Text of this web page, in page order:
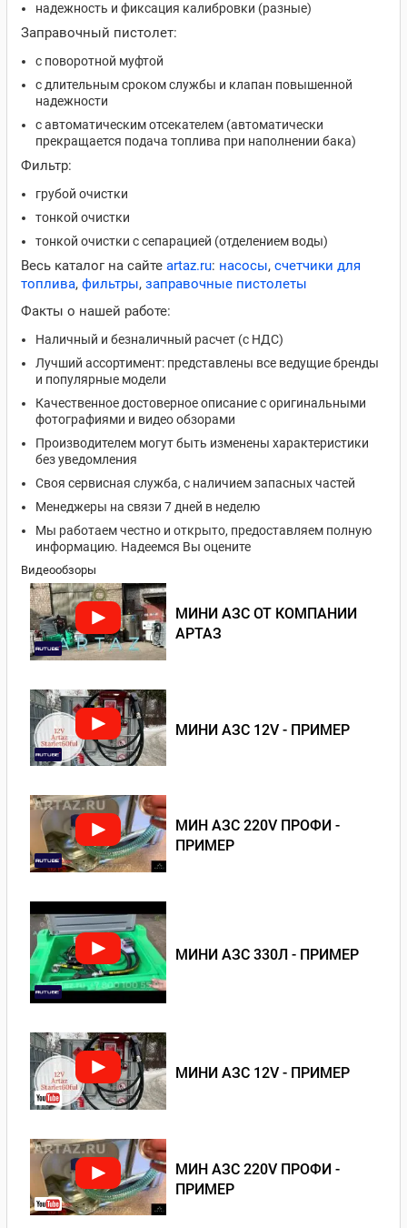
надежность и фиксация калибровки (разные)
Заправочный пистолет:
с поворотной муфтой
с длительным сроком службы и клапан повышенной
надежности
с автоматическим отсекателем (автоматически
прекращается подача топлива при наполнении бака)
Фильтр:
грубой очистки
тонкой очистки
тонкой очистки с сепарацией (отделением воды)
Весь каталог на сайте artaz.ru: насосы, счетчики для
топлива, фильтры, заправочные пистолеты
Факты о нашей работе:
Наличный и безналичный расчет (с НДС)
Лучший ассортимент: представлены все ведущие бренды
и популярные модели
Качественное достоверное описание с оригинальными
фотографиями и видео обзорами
Производителем могут быть изменены характеристики
без уведомления
Своя сервисная служба, с наличием запасных частей
Менеджеры на связи 7 дней в неделю
Мы работаем честно и открыто, предоставляем полную
информацию. Надеемся Вы оцените
Видеообзоры
МИНИ АЗС ОТ КОМПАНИИ
АРТАЗ
МИНИ АЗС 12V - ПРИМЕР
МИН АЗС 220V ПРОФИ -
ПРИМЕР
МИНИ АЗС 330Л - ПРИМЕР
МИНИ АЗС 12V - ПРИМЕР
МИН АЗС 220V ПРОФИ -
ПРИМЕР